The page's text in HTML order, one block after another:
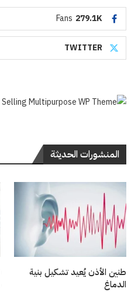
279.1K
Fans
TWITTER
المنشورات الحديثة
طنين الأذن يُعيد تشكيل بنية
الدماغ